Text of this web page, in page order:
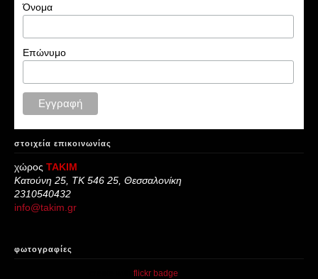
Όνομα
Επώνυμο
στοιχεία επικοινωνίας
χώρος ΤΑΚΙΜ
Κατούνη 25, ΤΚ 546 25, Θεσσαλονίκη
2310540432
info@takim.gr
φωτογραφίες
flickr badge